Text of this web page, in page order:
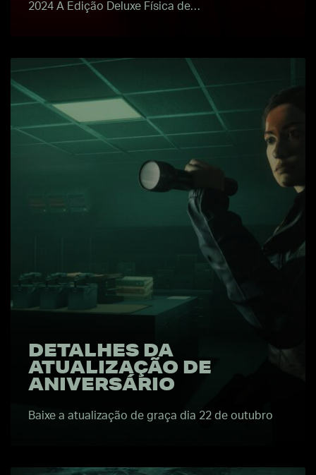
2024 A Edição Deluxe Física de…
DETALHES DA
ATUALIZAÇÃO DE
ANIVERSÁRIO
Baixe a atualização de graça dia 22 de outubro